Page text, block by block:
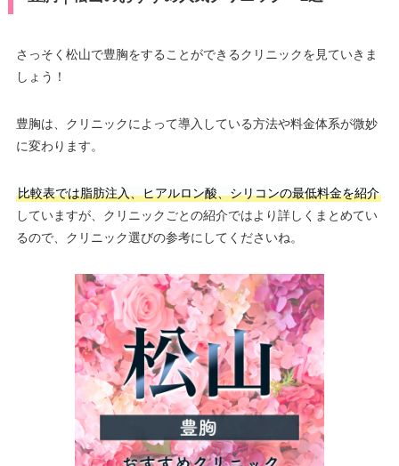
さっそく松山で豊胸をすることができるクリニックを見ていきま
しょう！
豊胸は、クリニックによって導入している方法や料金体系が微妙
に変わります。
比較表では脂肪注入、ヒアルロン酸、シリコンの最低料金を紹介
していますが、クリニックごとの紹介ではより詳しくまとめてい
るので、クリニック選びの参考にしてくださいね。